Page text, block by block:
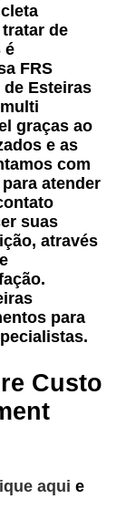
de
é
FRS
Esteiras
graças ao
e as
com
atender
suas
através
para
Custo
aqui e